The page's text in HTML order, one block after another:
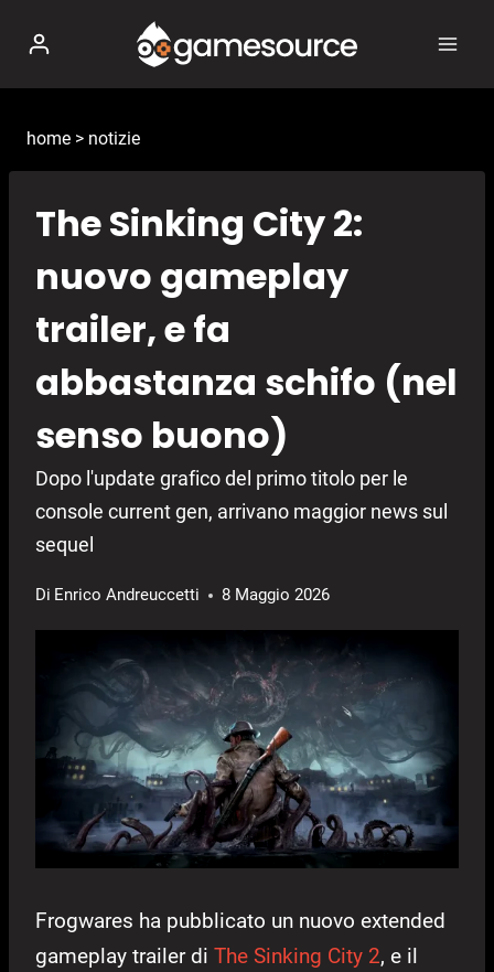
contenuto
home > notizie
The Sinking City 2:
nuovo gameplay
trailer, e fa
abbastanza schifo (nel
senso buono)
Dopo l'update grafico del primo titolo per le
console current gen, arrivano maggior news sul
sequel
Di Enrico Andreuccetti 8 Maggio 2026
Frogwares ha pubblicato un nuovo extended
gameplay trailer di The Sinking City 2, e il